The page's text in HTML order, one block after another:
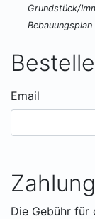
Grundstück/
Email
Die Gebühr für